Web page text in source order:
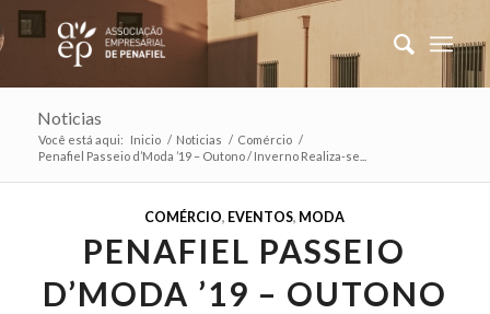
Noticias
Você está aqui: Inicio / Noticias / Comércio /
Penafiel Passeio d’Moda ’19 – Outono / Inverno Realiza-se...
COMÉRCIO, EVENTOS, MODA
PENAFIEL PASSEIO
D’MODA ’19 – OUTONO